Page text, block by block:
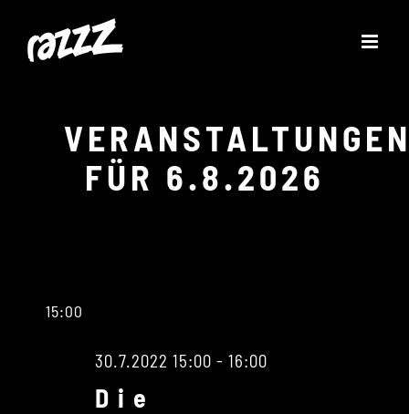
Inhalt
FÜR 6.8.2026
15:00
30.7.2022 15:00 - 16:00
Die